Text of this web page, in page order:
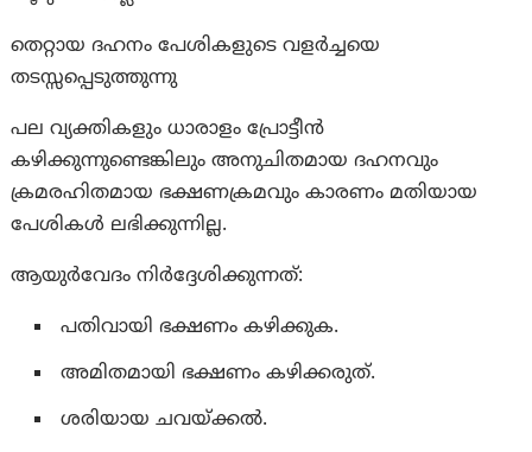
തെറ്റായ ദഹനം പേശികളുടെ വളർച്ചയെ
തടസ്സപ്പെടുത്തുന്നു
പല വ്യക്തികളും ധാരാളം പ്രോട്ടീൻ
കഴിക്കുന്നുണ്ടെങ്കിലും അനുചിതമായ ദഹനവും
ക്രമരഹിതമായ ഭക്ഷണക്രമവും കാരണം മതിയായ
പേശികൾ ലഭിക്കുന്നില്ല.
ആയുർവേദം നിർദ്ദേശിക്കുന്നത്:
പതിവായി ഭക്ഷണം കഴിക്കുക.
അമിതമായി ഭക്ഷണം കഴിക്കരുത്.
ശരിയായ ചവയ്ക്കൽ.